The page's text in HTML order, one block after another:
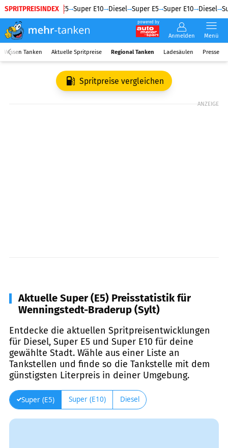
SPRITPREISINDEX
Diesel Super E5 Super E10 Diesel Super E5 Super E10 Diesel
powered by
Anmelden Menü
Wissen Tanken Aktuelle Spritpreise Regional Tanken Ladesäulen Presse
Spritpreise vergleichen
ANZEIGE
Aktuelle Super (E5) Preisstatistik für
Wenningstedt-Braderup (Sylt)
Entdecke die aktuellen Spritpreisentwicklungen
für Diesel, Super E5 und Super E10 für deine
gewählte Stadt. Wähle aus einer Liste an
Tankstellen und finde so die Tankstelle mit dem
günstigsten Literpreis in deiner Umgebung.
Super (E5) Super (E10) Diesel